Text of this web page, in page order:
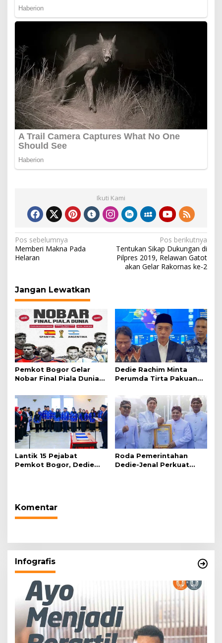
Ikuti Kami
Navigasi
pos
Pos sebelumnya
Memberi Makna Pada
Helaran
Pos berikutnya
Tentukan Sikap Dukungan di
Pilpres 2019, Relawan Gatot
akan Gelar Rakornas ke-2
Jangan Lewatkan
Pemkot Bogor Gelar
Nobar Final Piala Dunia
Dedie Rachim Minta
Perumda Tirta Pakuan
Warga Terdampak
Kekeringan
Lantik 15 Pejabat
Pemkot Bogor, Dedie
Roda Pemerintahan
Dedie-Jenal Perkuat
Komentar
Infografis